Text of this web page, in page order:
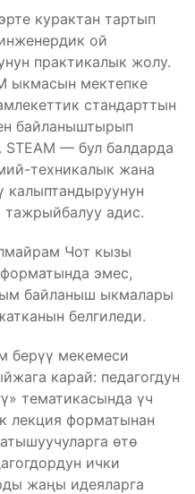
курактан тартып
ой
практикалык жолу.
ыкмасын мектепке
стандарттын
байланыштырып
— бул балдарда
техникалык жана
калыптандыруунун
адис.
Чот кызы
эмес,
байланыш ыкмалары
белгиледи.
берүү мекемеси
карай: педагогдун
тематикасында үч
лекция форматынан
өтө
ички
жаңы идеяларга